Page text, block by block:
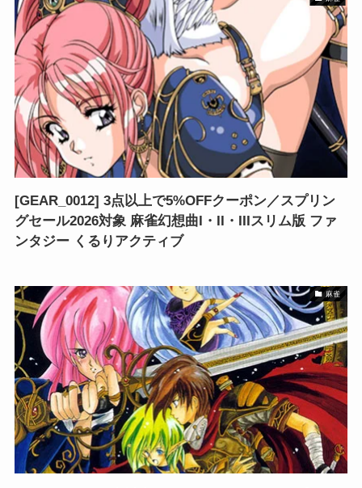
[GEAR_0012] 3点以上で5%OFFクーポン／スプリン
グセール2026対象 麻雀幻想曲I・II・IIIスリム版 ファ
ンタジー くるりアクティブ
麻雀